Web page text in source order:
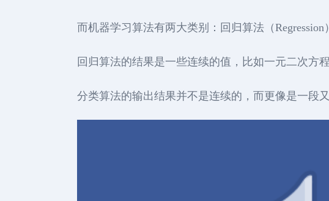
而机器学习算法有两大类别：回归算法（Regression
回归算法的结果是一些连续的值，比如一元二次方
分类算法的输出结果并不是连续的，而更像是一段又